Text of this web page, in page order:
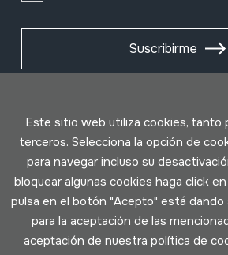
Suscribirme
Este sitio web utiliza cookies, tanto
terceros. Selecciona la opción de
para navegar incluso su
bloquear algunas cookies haga click
pulsa en el botón "Acepto" está
para la aceptación de las
aceptación de nuestra política de